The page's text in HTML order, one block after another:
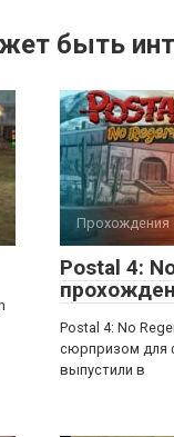
быть
Прохождения
Postal 4:
Postal 4: No
сюрпризом для
выпустили в